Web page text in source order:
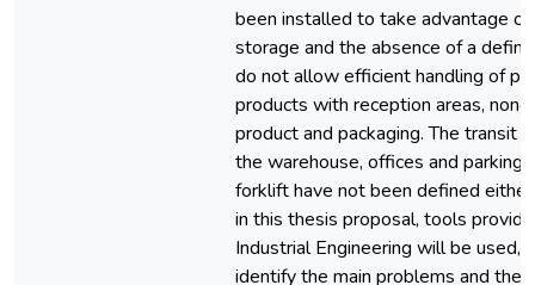
been installed to take advantage
storage and the absence of a
do not allow efficient handling of
products with reception areas,
product and packaging. The transit
the warehouse, offices and parking
forklift have not been defined
in this thesis proposal, tools
Industrial Engineering will be used,
identify the main problems and